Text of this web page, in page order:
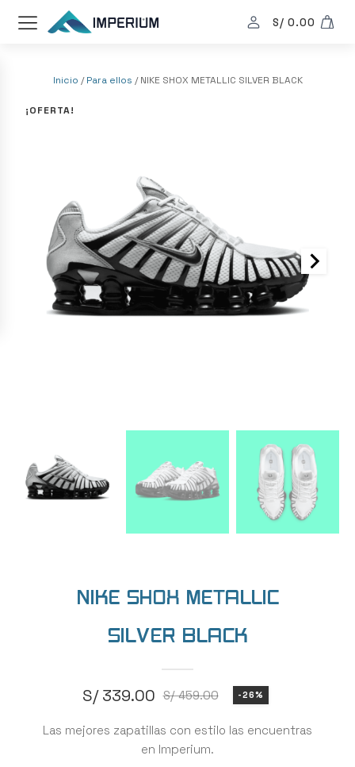
S/ 0.00
Inicio /Para ellos / NIKE SHOX METALLIC SILVER BLACK
¡OFERTA!
NIKE SHOX METALLIC
SILVER BLACK
S/459.00
El
precio
S/339.00
El
precio
-26%
Las mejores zapatillas con estilo las encuentras
en Imperium.